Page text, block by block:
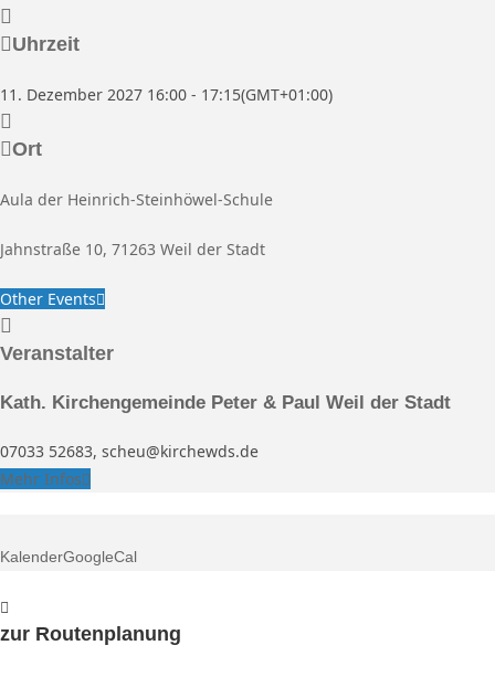
Uhrzeit
11. Dezember 2027 16:00 - 17:15(GMT+01:00)
Ort
Aula der Heinrich-Steinhöwel-Schule
Jahnstraße 10, 71263 Weil der Stadt
Other Events
Veranstalter
Kath. Kirchengemeinde Peter & Paul Weil der Stadt
07033 52683, scheu@kirchewds.de
Mehr Infos
KalenderGoogleCal
zur Routenplanung